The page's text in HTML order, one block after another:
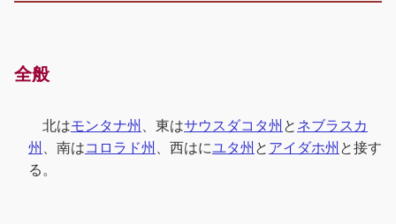
全般
北はモンタナ州 、東はサウスダコタ州 と ネブラスカ
州
、南はコロラド州 、西はにユタ州 と アイダホ州 と接す
る。